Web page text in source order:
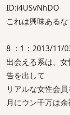
ID:i4USvNhDO
これは興味あるな
8 ：1：2013/11/
出会える系は、
告を出して
リアルな女性会
月にウン千万は余